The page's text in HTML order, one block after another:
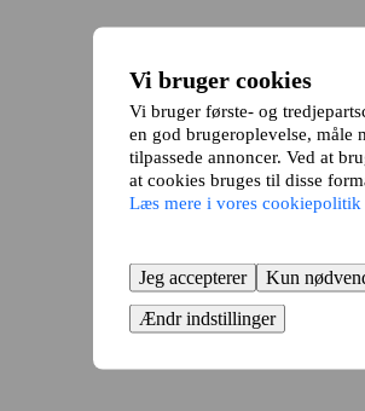
Vi bruger cookies
Vi bruger første- og
en god brugeroplevelse, måle
tilpassede annoncer. Ved at
at cookies bruges til disse
Læs mere i vores cookiepolitik
Jeg accepterer
Kun
Ændr indstillinger